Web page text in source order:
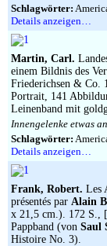
Schlagwörter:
Details anzeigen…
Martin, Carl.
einem Bildnis des
Friederichsen & Co.
Portrait, 141
Leinenband mit
Innengelenke etwas
Schlagwörter:
Details anzeigen…
Frank, Robert. Les
présentés par Alain
x 21,5 cm.). 172 S.,
Pappband (von Saul
Histoire No. 3).